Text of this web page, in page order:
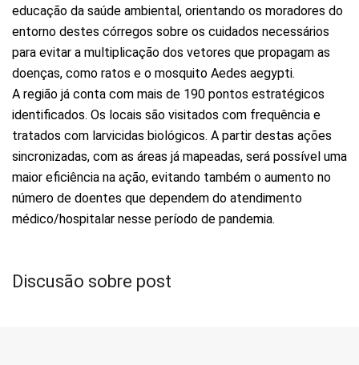
educação da saúde ambiental, orientando os moradores do
entorno destes córregos sobre os cuidados necessários
para evitar a multiplicação dos vetores que propagam as
doenças, como ratos e o mosquito Aedes aegypti.
A região já conta com mais de 190 pontos estratégicos
identificados. Os locais são visitados com frequência e
tratados com larvicidas biológicos. A partir destas ações
sincronizadas, com as áreas já mapeadas, será possível uma
maior eficiência na ação, evitando também o aumento no
número de doentes que dependem do atendimento
médico/hospitalar nesse período de pandemia.
Discusão sobre post